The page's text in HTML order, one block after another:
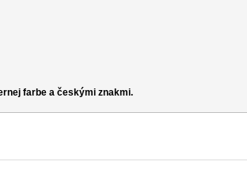
farbe a českými znakmi.